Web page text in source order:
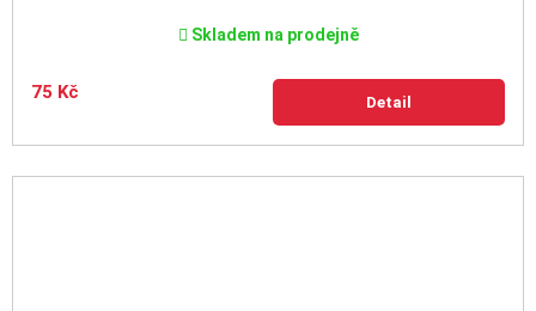
Skladem na prodejně
75 Kč Detail